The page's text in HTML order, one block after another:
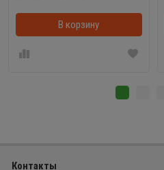
В корзину
Контакты